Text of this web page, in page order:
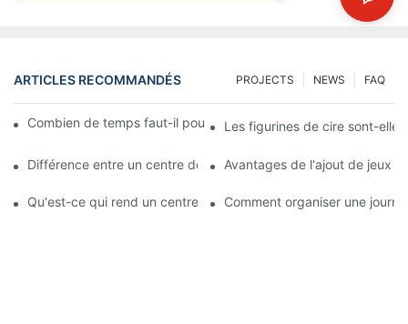
ARTICLES RECOMMANDÉS FAQ
NEWS
PROJECTS
Combien de temps faut-il pour fabriquer une figurine en cire ?
Les figurines de cire sont-elles
Différence entre un centre de loisirs de type musée de cire et
Avantages de l'ajout de jeux
Qu'est-ce qui rend un centre de divertissement de musée de
Comment organiser une